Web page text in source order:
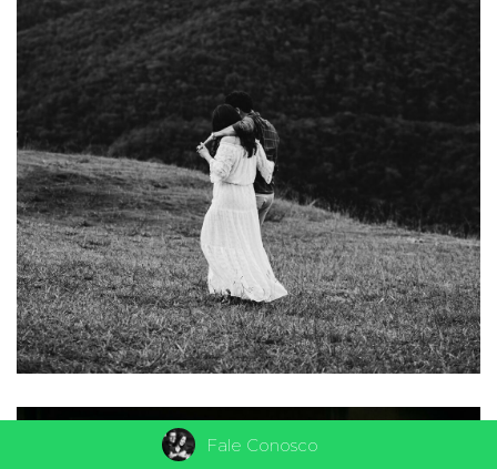
Fale Conosco